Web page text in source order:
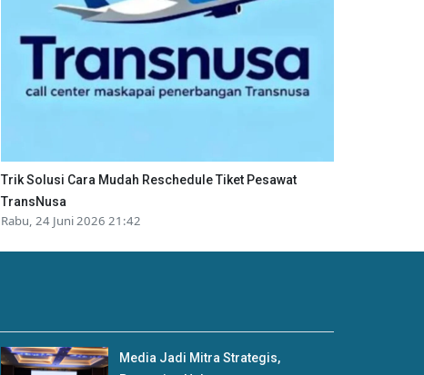
Trik Solusi Cara Mudah Reschedule Tiket Pesawat
TransNusa
Rabu, 24 Juni 2026 21:42
Media Jadi Mitra Strategis,